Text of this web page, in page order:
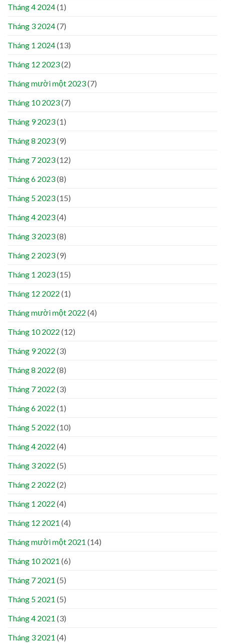
Tháng 4 2024(1)
Tháng 3 2024(7)
Tháng 1 2024(13)
Tháng 12 2023(2)
Tháng mười một 2023(7)
Tháng 10 2023(7)
Tháng 9 2023(1)
Tháng 8 2023(9)
Tháng 7 2023(12)
Tháng 6 2023(8)
Tháng 5 2023(15)
Tháng 4 2023(4)
Tháng 3 2023(8)
Tháng 2 2023(9)
Tháng 1 2023(15)
Tháng 12 2022 (1)
Tháng mười một 2022 (4)
Tháng 10 2022 (12)
Tháng 9 2022 (3)
Tháng 8 2022 (8)
Tháng 7 2022 (3)
Tháng 6 2022 (1)
Tháng 5 2022 (10)
Tháng 4 2022 (4)
Tháng 3 2022 (5)
Tháng 2 2022 (2)
Tháng 1 2022 (4)
Tháng 12 2021 (4)
Tháng mười một 2021 (14)
Tháng 10 2021 (6)
Tháng 7 2021 (5)
Tháng 5 2021 (5)
Tháng 4 2021 (3)
Tháng 3 2021 (4)